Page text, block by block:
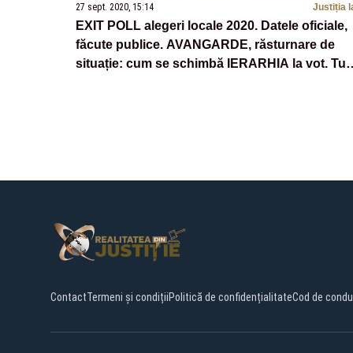
27 sept. 2020, 15:14 Justiția
EXIT POLL alegeri locale 2020. Datele oficiale,
făcute publice. AVANGARDE, răsturnare de
situație: cum se schimbă IERARHIA la vot. Tu
ContactTermeni și condițiiPolitică de confidențialitateCod de